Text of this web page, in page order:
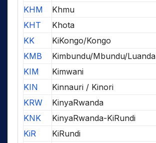
KHM
Khmu
KHT
Khota
KK
KiKongo/Kongo
KMB
Kimbundu/Mbundu/Luanda
KIM
Kimwani
KIN
Kinnauri / Kinori
KRW
KinyaRwanda
KNK
KinyaRwanda-KiRundi
KiR
KiRundi